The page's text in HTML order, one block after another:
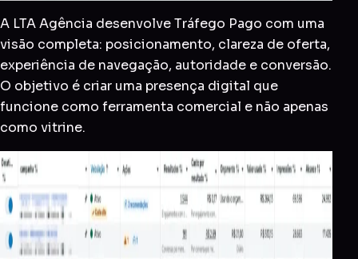
A LTA Agência desenvolve Tráfego Pago com uma
visão completa: posicionamento, clareza de oferta,
experiência de navegação, autoridade e conversão.
O objetivo é criar uma presença digital que
funcione como ferramenta comercial e não apenas
como vitrine.